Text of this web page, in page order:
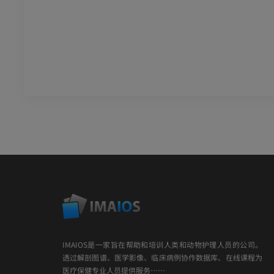
IMAIOS是一家旨在帮助和培训人类和动物护理人员的公司。
透过解剖图谱、医学影像、临床病例协作数据库、在线课程为
医疗保健专业人员提供服务……